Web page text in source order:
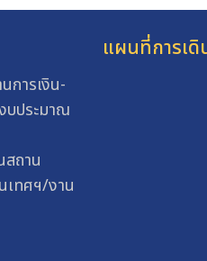
การเงิน-
บประมาณ
ถาน
เทศฯ/งาน
แผนที่การเดิ